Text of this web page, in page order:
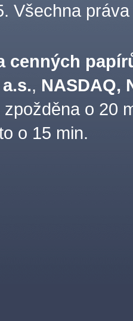
Všechna práva
cenných
, NASDAQ,
o 20
o 15 min.